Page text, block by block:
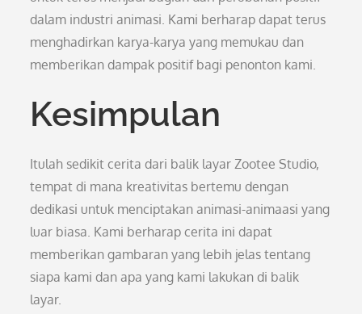
dalam industri animasi. Kami berharap dapat terus
menghadirkan karya-karya yang memukau dan
memberikan dampak positif bagi penonton kami.
Kesimpulan
Itulah sedikit cerita dari balik layar Zootee Studio,
tempat di mana kreativitas bertemu dengan
dedikasi untuk menciptakan animasi-animaasi yang
luar biasa. Kami berharap cerita ini dapat
memberikan gambaran yang lebih jelas tentang
siapa kami dan apa yang kami lakukan di balik
layar.